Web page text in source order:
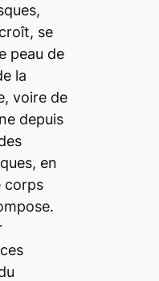
se
peau de
la
voire de
depuis
en
corps